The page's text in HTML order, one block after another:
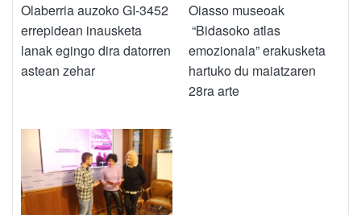
Olaberria auzoko GI-3452
errepidean inausketa
lanak egingo dira datorren
astean zehar
Oiasso museoak
“Bidasoko atlas
emozionala” erakusketa
hartuko du maiatzaren
28ra arte